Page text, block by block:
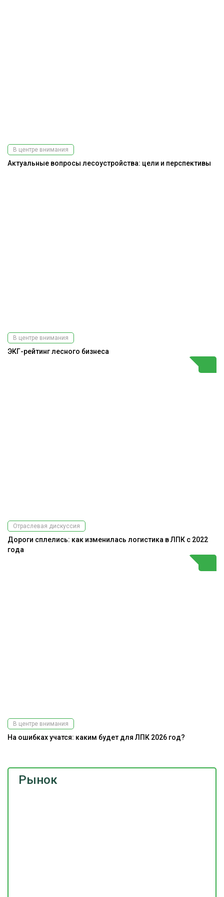
Рынок
В центре внимания
Актуальные вопросы лесоустройства: цели и перспективы
В центре внимания
ЭКГ-рейтинг лесного бизнеса
Отраслевая дискуссия
Дороги сплелись: как изменилась логистика в ЛПК с 2022
года
В центре внимания
На ошибках учатся: каким будет для ЛПК 2026 год?